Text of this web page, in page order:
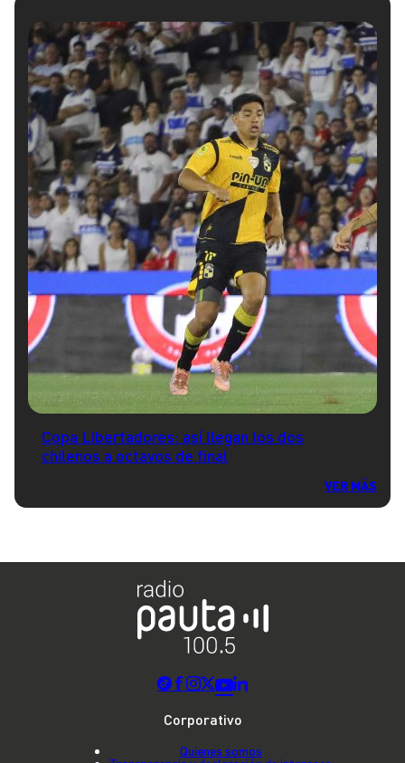
Copa Libertadores: así llegan los dos
chilenos a octavos de final
VER MÁS
Corporativo
Quienes somos